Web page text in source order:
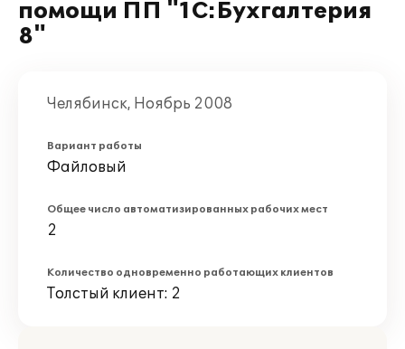
помощи ПП "1С:Бухгалтерия
8"
Челябинск, Ноябрь 2008
Вариант работы
Файловый
Общее число автоматизированных рабочих мест
2
Количество одновременно работающих клиентов
Толстый клиент: 2